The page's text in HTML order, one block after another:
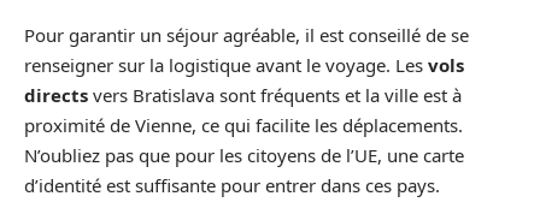
Pour garantir un séjour agréable, il est conseillé de se
renseigner sur la logistique avant le voyage. Les vols
directs vers Bratislava sont fréquents et la ville est à
proximité de Vienne, ce qui facilite les déplacements.
N’oubliez pas que pour les citoyens de l’UE, une carte
d’identité est suffisante pour entrer dans ces pays.